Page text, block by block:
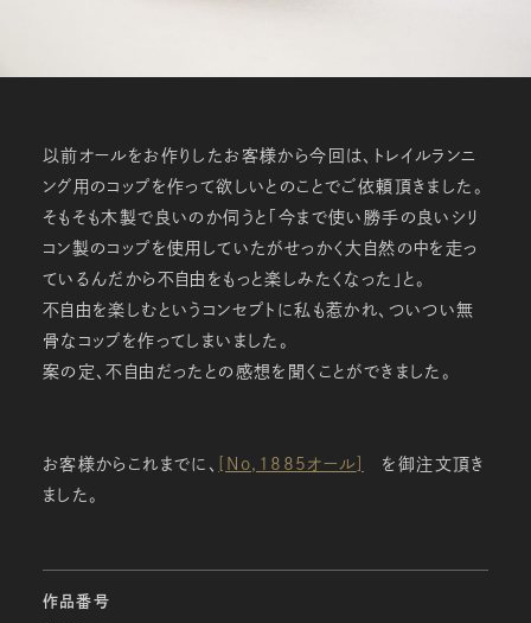
以前オールをお作りしたお客様から今回は、トレイルランニ
ング用のコップを作って欲しいとのことでご依頼頂きました。
そもそも木製で良いのか伺うと「今まで使い勝手の良いシリ
コン製のコップを使用していたがせっかく大自然の中を走っ
ているんだから不自由をもっと楽しみたくなった」と。
不自由を楽しむというコンセプトに私も惹かれ、ついつい無
骨なコップを作ってしまいました。
案の定、不自由だったとの感想を聞くことができました。
お客様からこれまでに、 [No,1885オール を御注文頂き
ました。
作品番号